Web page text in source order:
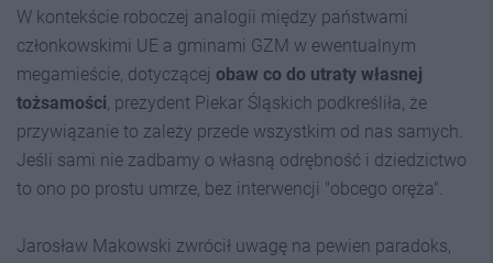
W kontekście roboczej analogii między państwami
członkowskimi UE a gminami GZM w ewentualnym
megamieście, dotyczącej obaw co do utraty własnej
tożsamości, prezydent Piekar Śląskich podkreśliła, że
przywiązanie to zależy przede wszystkim od nas samych.
Jeśli sami nie zadbamy o własną odrębność i dziedzictwo
to ono po prostu umrze, bez interwencji "obcego oręża".
Jarosław Makowski zwrócił uwagę na pewien paradoks,